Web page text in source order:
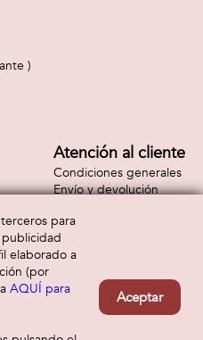
)
Atención al cliente
Condiciones generales
Envío y devolución
para
elaborado a
(por
AQUÍ para
Aceptar